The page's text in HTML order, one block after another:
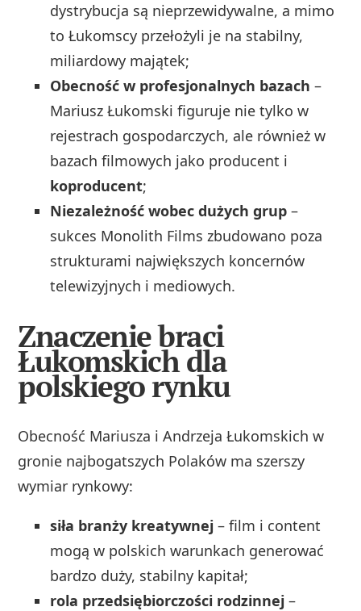
dystrybucja są nieprzewidywalne, a mimo
to Łukomscy przełożyli je na stabilny,
miliardowy majątek;
Obecność w profesjonalnych bazach –
Mariusz Łukomski figuruje nie tylko w
rejestrach gospodarczych, ale również w
bazach filmowych jako producent i
koproducent;
Niezależność wobec dużych grup –
sukces Monolith Films zbudowano poza
strukturami największych koncernów
telewizyjnych i mediowych.
Znaczenie braci
Łukomskich dla
polskiego rynku
Obecność Mariusza i Andrzeja Łukomskich w
gronie najbogatszych Polaków ma szerszy
wymiar rynkowy:
siła branży kreatywnej – film i content
mogą w polskich warunkach generować
bardzo duży, stabilny kapitał;
rola przedsiębiorczości rodzinnej –